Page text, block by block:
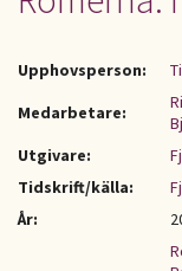
OM OSS
KONTAKT
Upphovsperson:
Medarbetare:
Utgivare:
Tidskrift/källa:
År: